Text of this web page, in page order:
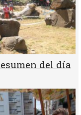
del día